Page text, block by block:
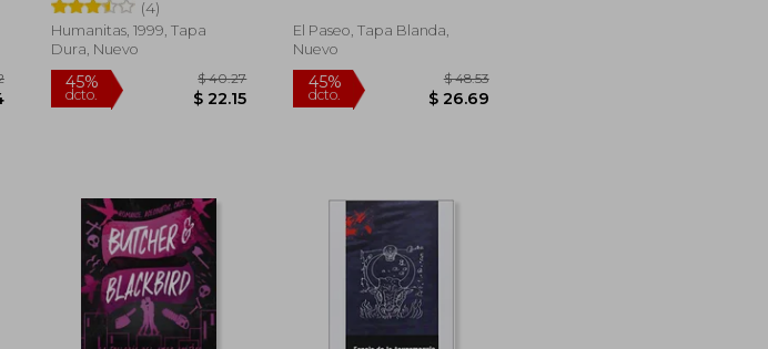
$ 49.72
(4)
Humanitas, 1999, Tapa
Dura, Nuevo
45%
dcto.
El Paseo, Tapa Blanda,
Nuevo
45%